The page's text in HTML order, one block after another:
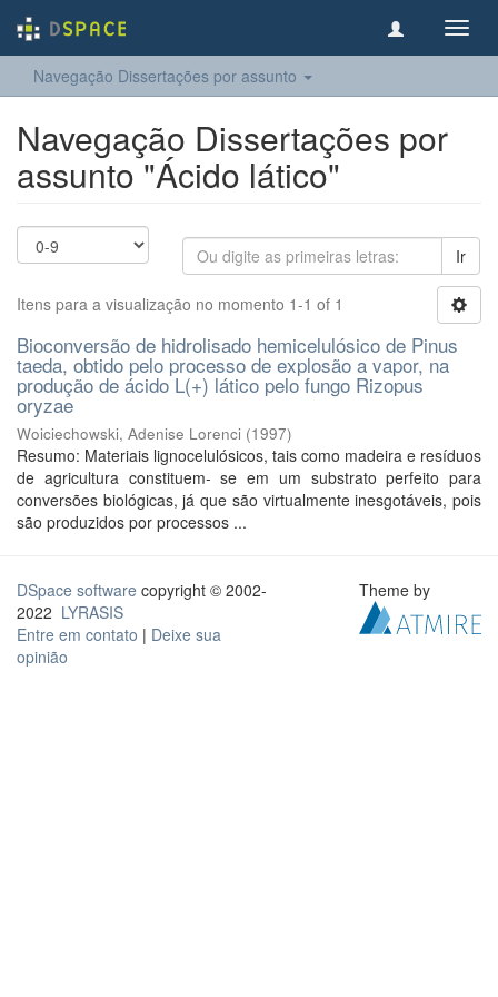
Navegação Dissertações por assunto
Navegação Dissertações por
assunto "Ácido lático"
Ir
Itens para a visualização no momento 1-1 of 1
Bioconversão de hidrolisado hemicelulósico de Pinus
taeda, obtido pelo processo de explosão a vapor, na
produção de ácido L(+) lático pelo fungo Rizopus
oryzae
Woiciechowski, Adenise Lorenci (1997)
Resumo: Materiais lignocelulósicos, tais como madeira e resíduos
de agricultura constituem- se em um substrato perfeito para
conversões biológicas, já que são virtualmente inesgotáveis, pois
são produzidos por processos ...
DSpace software copyright © 2002-
2022 LYRASIS
Entre em contato | Deixe sua
opinião
Theme by